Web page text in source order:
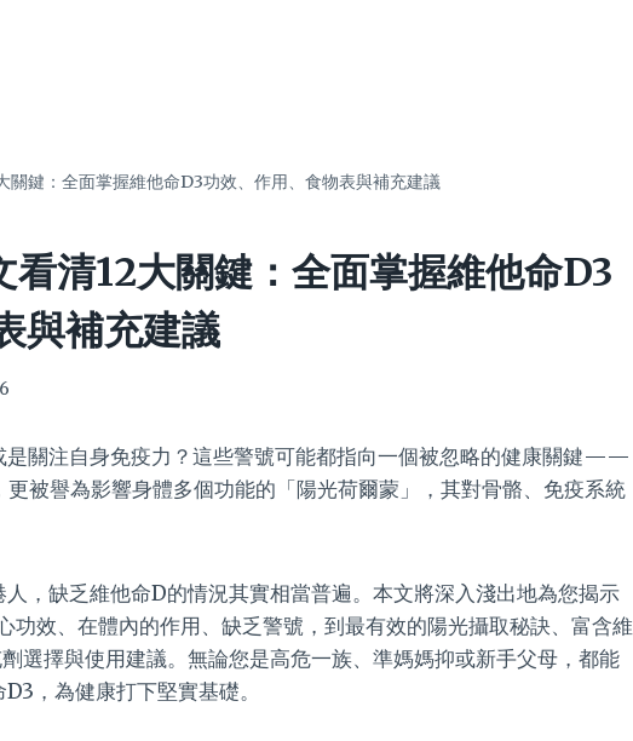
關鍵：全面掌握維他命D3功效、作用、食物表與補充建議
清12大關鍵：全面掌握維他命D3
與補充建議
是關注自身免疫力？這些警號可能都指向一個被忽略的健康關鍵——
被譽為影響身體多個功能的「陽光荷爾蒙」，其對骨骼、免疫系統
，缺乏維他命D的情況其實相當普遍。本文將深入淺出地為您揭示
功效、在體內的作用、缺乏警號，到最有效的陽光攝取秘訣、富含維
選擇與使用建議。無論您是高危一族、準媽媽抑或新手父母，都能
，為健康打下堅實基礎。